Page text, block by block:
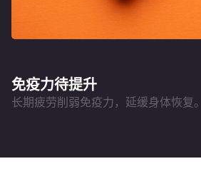
免疫力待提升
长期疲劳削弱免疫力，延缓身体恢复。